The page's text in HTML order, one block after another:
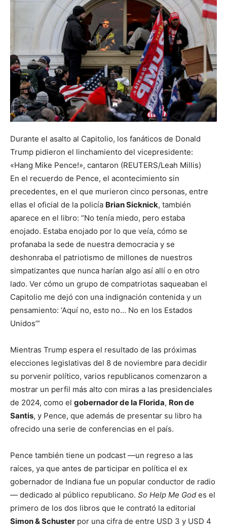
Durante el asalto al Capitolio, los fanáticos de Donald
Trump pidieron el linchamiento del vicepresidente:
«Hang Mike Pence!», cantaron (REUTERS/Leah Millis)
En el recuerdo de Pence, el acontecimiento sin
precedentes, en el que murieron cinco personas, entre
ellas el oficial de la policía Brian Sicknick, también
aparece en el libro: “No tenía miedo, pero estaba
enojado. Estaba enojado por lo que veía, cómo se
profanaba la sede de nuestra democracia y se
deshonraba el patriotismo de millones de nuestros
simpatizantes que nunca harían algo así allí o en otro
lado. Ver cómo un grupo de compatriotas saqueaban el
Capitolio me dejó con una indignación contenida y un
pensamiento: ‘Aquí no, esto no… No en los Estados
Unidos’”
Mientras Trump espera el resultado de las próximas
elecciones legislativas del 8 de noviembre para decidir
su porvenir político, varios republicanos comenzaron a
mostrar un perfil más alto con miras a las presidenciales
de 2024, como el gobernador de la Florida, Ron de
Santis, y Pence, que además de presentar su libro ha
ofrecido una serie de conferencias en el país.
Pence también tiene un podcast —un regreso a las
raíces, ya que antes de participar en política el ex
gobernador de Indiana fue un popular conductor de radio
— dedicado al público republicano. So Help Me God es el
primero de los dos libros que le contrató la editorial
Simon & Schuster por una cifra de entre USD 3 y USD 4